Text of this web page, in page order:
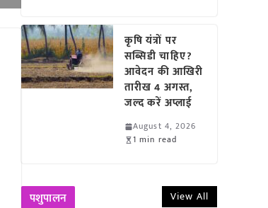
कृषि यंत्रों पर
सब्सिडी चाहिए?
आवेदन की आखिरी
तारीख 4 अगस्त,
जल्द करें अप्लाई
August 4, 2026
1 min read
पशुपालन View All